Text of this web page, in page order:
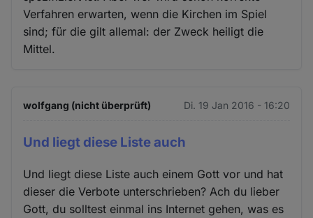
Verfahren erwarten, wenn die Kirchen im Spiel
sind; für die gilt allemal: der Zweck heiligt die
Mittel.
wolfgang (nicht überprüft) Di. 19 Jan 2016 - 16:20
Und liegt diese Liste auch
Und liegt diese Liste auch einem Gott vor und hat
dieser die Verbote unterschrieben? Ach du lieber
Gott, du solltest einmal ins Internet gehen, was es